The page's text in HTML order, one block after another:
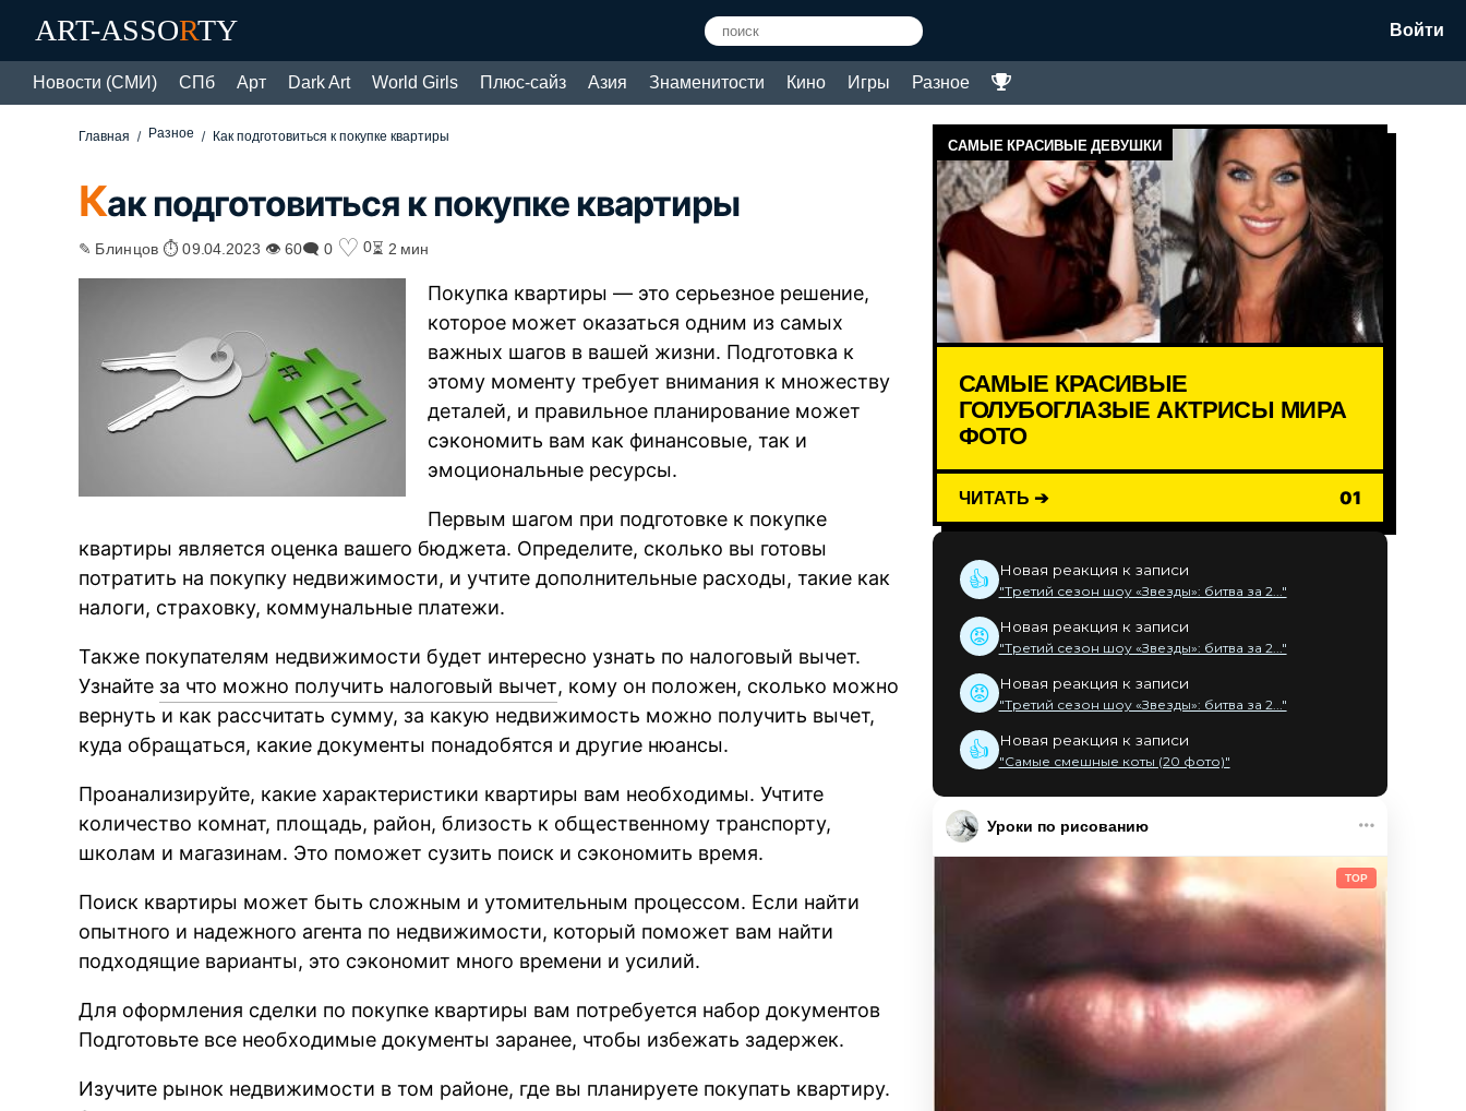
ART-ASSORTY Войти
Новости (СМИ) СПб Арт Dark Art World Girls Плюс-сайз Азия Знаменитости Кино Игры Разное
Главная Разное Как подготовиться к покупке квартиры
Как подготовиться к покупке квартиры
✎ Блинцов ⏱ 09.04.2023 👁 60🗨 0 ♡ 0⏳ 2 мин
Покупка квартиры — это серьезное решение,
которое может оказаться одним из самых
важных шагов в вашей жизни. Подготовка к
этому моменту требует внимания к множеству
деталей, и правильное планирование может
сэкономить вам как финансовые, так и
эмоциональные ресурсы.
Первым шагом при подготовке к покупке
квартиры является оценка вашего бюджета. Определите, сколько вы готовы
потратить на покупку недвижимости, и учтите дополнительные расходы, такие как
налоги, страховку, коммунальные платежи.
Также покупателям недвижимости будет интересно узнать по налоговый вычет.
Узнайте за что можно получить налоговый вычет, кому он положен, сколько можно
вернуть и как рассчитать сумму, за какую недвижимость можно получить вычет,
куда обращаться, какие документы понадобятся и другие нюансы.
Проанализируйте, какие характеристики квартиры вам необходимы. Учтите
количество комнат, площадь, район, близость к общественному транспорту,
школам и магазинам. Это поможет сузить поиск и сэкономить время.
Поиск квартиры может быть сложным и утомительным процессом. Если найти
опытного и надежного агента по недвижимости, который поможет вам найти
подходящие варианты, это сэкономит много времени и усилий.
Для оформления сделки по покупке квартиры вам потребуется набор документов
Подготовьте все необходимые документы заранее, чтобы избежать задержек.
Изучите рынок недвижимости в том районе, где вы планируете покупать квартиру.
САМЫЕ КРАСИВЫЕ ДЕВУШКИ
САМЫЕ КРАСИВЫЕ
ГОЛУБОГЛАЗЫЕ АКТРИСЫ МИРА
ФОТО
ЧИТАТЬ ➔ 01
👍 Новая реакция к записи
"Третий сезон шоу «Звезды»: битва за 2..."
😡 Новая реакция к записи
"Третий сезон шоу «Звезды»: битва за 2..."
😡 Новая реакция к записи
"Третий сезон шоу «Звезды»: битва за 2..."
👍 Новая реакция к записи
"Самые смешные коты (20 фото)"
Уроки по рисованию
TOP